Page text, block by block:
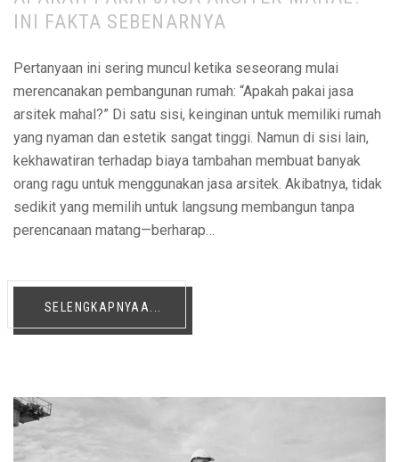
INI FAKTA SEBENARNYA
Pertanyaan ini sering muncul ketika seseorang mulai
merencanakan pembangunan rumah: “Apakah pakai jasa
arsitek mahal?” Di satu sisi, keinginan untuk memiliki rumah
yang nyaman dan estetik sangat tinggi. Namun di sisi lain,
kekhawatiran terhadap biaya tambahan membuat banyak
orang ragu untuk menggunakan jasa arsitek. Akibatnya, tidak
sedikit yang memilih untuk langsung membangun tanpa
perencanaan matang—berharap…
SELENGKAPNYAA...